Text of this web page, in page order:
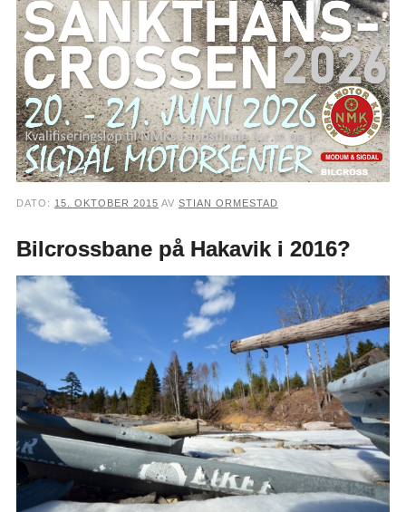
DATO: 15. OKTOBER 2015 AV STIAN ORMESTAD
Bilcrossbane på Hakavik i 2016?